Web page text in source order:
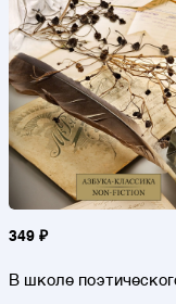
349 ₽
В школе